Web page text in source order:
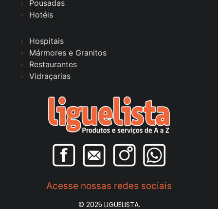
Pousadas
Hotéis
Hospitais
Mármores e Granitos
Restaurantes
Vidraçarias
Acesse nossas redes sociais
© 2025 LIGUELISTA.